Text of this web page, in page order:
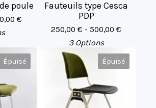
poule
€
Fauteuils type Cesca
PDP
250,00 € - 500,00 €
3 Options
Épuisé
Épuisé